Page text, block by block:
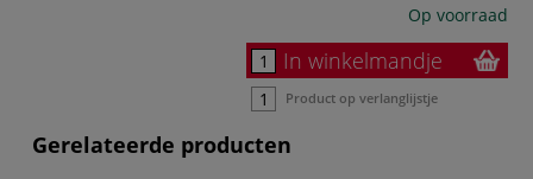
Op voorraad
In winkelmandje
Product op verlanglijstje
Gerelateerde producten